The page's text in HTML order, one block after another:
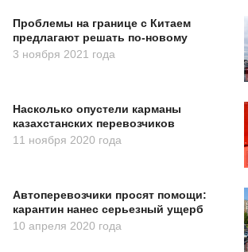
Проблемы на границе с Китаем
предлагают решать по-новому
3 ноября 2021 года
Насколько опустели карманы
казахстанских перевозчиков
11 ноября 2020 года
Автоперевозчики просят помощи:
карантин нанес серьезный ущерб
10 апреля 2020 года